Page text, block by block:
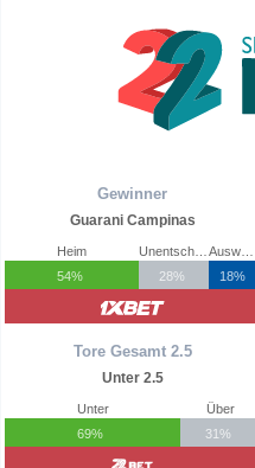
Gewinner
Guarani Campinas
Heim
54%
28%
18%
Tore Gesamt 2.5
Unter 2.5
Unter
69%
Über
31%